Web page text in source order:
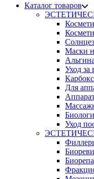
Каталог товаров
Маски
Уход за
Для
Уход